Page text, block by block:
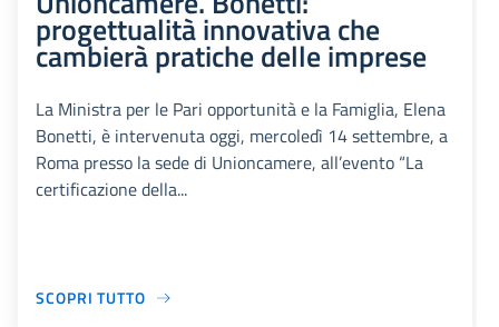
progettualità innovativa che
cambierà pratiche delle imprese
La Ministra per le Pari opportunità e la Famiglia, Elena
Bonetti, è intervenuta oggi, mercoledì 14 settembre, a
Roma presso la sede di Unioncamere, all’evento “La
certificazione della...
SCOPRI TUTTO